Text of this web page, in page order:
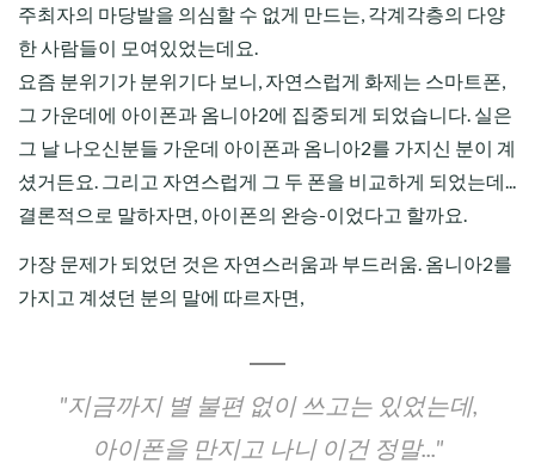
주최자의 마당발을 의심할 수 없게 만드는, 각계각층의 다양
한 사람들이 모여있었는데요.
요즘 분위기가 분위기다 보니, 자연스럽게 화제는 스마트폰,
그 가운데에 아이폰과 옴니아2에 집중되게 되었습니다. 실은
그 날 나오신분들 가운데 아이폰과 옴니아2를 가지신 분이 계
셨거든요. 그리고 자연스럽게 그 두 폰을 비교하게 되었는데...
결론적으로 말하자면, 아이폰의 완승-이었다고 할까요.
가장 문제가 되었던 것은 자연스러움과 부드러움. 옴니아2를
가지고 계셨던 분의 말에 따르자면,
"지금까지 별 불편 없이 쓰고는 있었는데,
아이폰을 만지고 나니 이건 정말..."